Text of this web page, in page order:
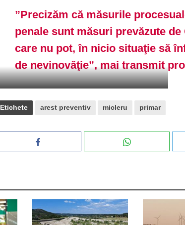
”Precizăm că măsurile
penale sunt măsuri prevăzute
care nu pot, în nicio situaţie să
de nevinovăţie”, mai transmit
Etichete arest preventiv micleru primar